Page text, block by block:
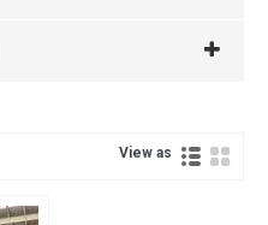
View as